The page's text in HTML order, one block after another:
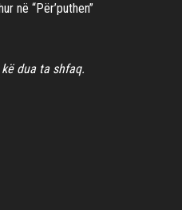
në “Për’puthen”
dua ta shfaq.